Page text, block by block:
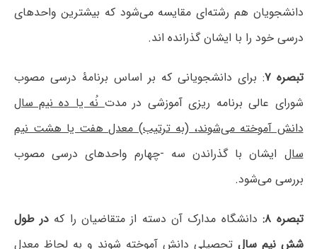
دانشجویان هم رشته‌ای مقایسه می‌شود که بیشترین واحدهای
درسی خود را با ایشان گذرانده اند.
تبصره ۷ : برای دانشجویانی که بر اساس برنامۀ درسی مصوب
شورای عالی برنامه ریزی آموزشی در مدتنُه یا ده نیم سال
دانش آموخته می‌شوند، (به ترتیب) معدل هفت یا هشت نیم
سال ایشان با گذراندن سه -چهارم واحدهای درسی مصوب
بررسی می‌شود.
تبصره ۸: دانشگاه مدارک آن دسته از متقاضیان را کهدر طول
شش نیم سال تحصیلی دانش آموخته شوند و به لحاظ معدل